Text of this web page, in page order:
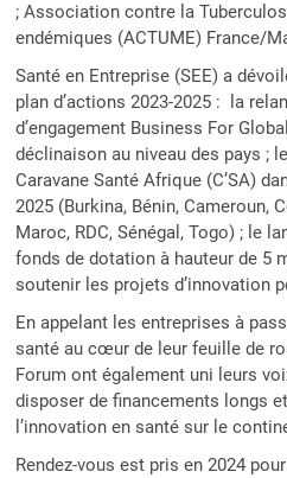
; Association contre la
endémiques (ACTUME) France/
Santé en Entreprise (SEE) a
plan d’actions 2023-2025 : la
d’engagement Business For
déclinaison au niveau des pays ;
Caravane Santé Afrique (C’SA)
2025 (Burkina, Bénin, Cameroun,
Maroc, RDC, Sénégal, Togo) ; le
fonds de dotation à hauteur de 5
soutenir les projets d’innovation
En appelant les entreprises à
santé au cœur de leur feuille de
Forum ont également uni leurs
disposer de financements longs
l’innovation en santé sur le
Rendez-vous est pris en 2024